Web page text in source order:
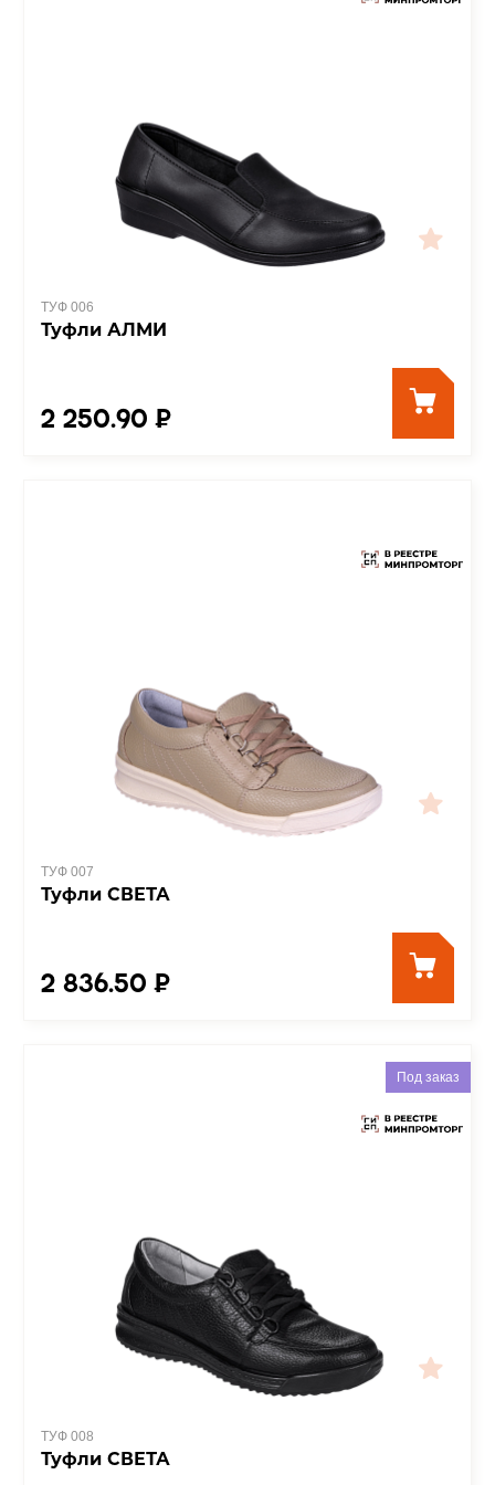
ТУФ 006
Туфли АЛМИ
2 250.90 ₽
ТУФ 007
Туфли СВЕТА
2 836.50 ₽
Под заказ
ТУФ 008
Туфли СВЕТА